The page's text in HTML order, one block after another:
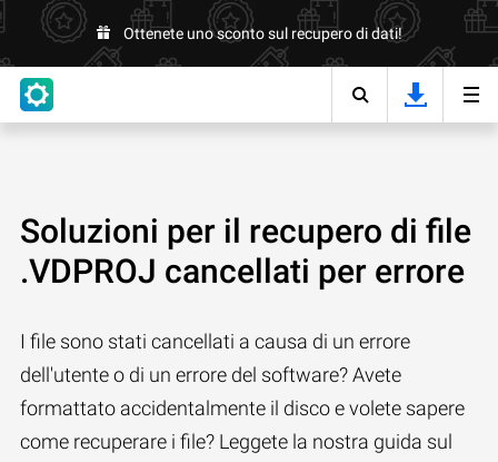
Ottenete uno sconto sul recupero di dati!
Soluzioni per il recupero di file
.VDPROJ cancellati per errore
I file sono stati cancellati a causa di un errore
dell'utente o di un errore del software? Avete
formattato accidentalmente il disco e volete sapere
come recuperare i file? Leggete la nostra guida sul